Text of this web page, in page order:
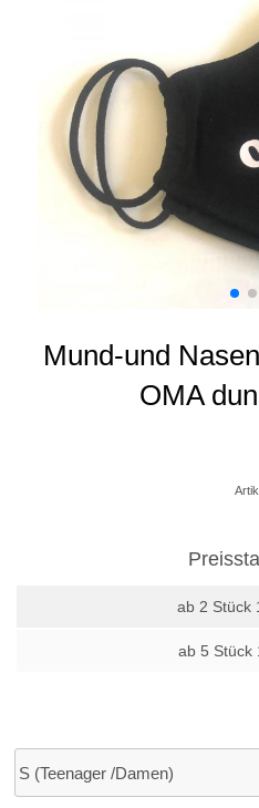
Mund-und
OMA
ab 2 Stück
ab 5 Stück